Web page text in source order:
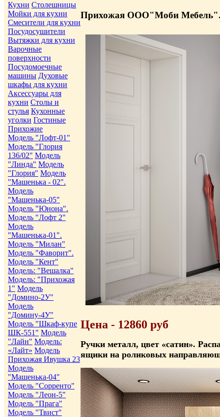
Кухни Столешницы
Мойки для кухни
Смесители для кухни
Посудосушители
Вытяжки для кухни
Варочные
поверхности
Посудомоечные
машины Духовые
шкафы для кухни
Аксессуары для
кухни Столы и
стулья Кухонные
уголки Гостиные
Прихожие
Модель "Лофт-01"
Модель "Глория
136/02" Модель
"Линда" Модель
"Глория" Модель
"Машенька - 02".
Модель
"Машенька-05"
Модель "Юнона".
Модель "Лофт 2"
Модель
"Машенька-01".
Модель "Милан"
Модель "Фаворит".
Модель "Кент"
Модель: "Вешалка"
Модель: "Прихожая
1" Модель
"Домино-2У"
Модель
"Домину-4У"
Модель "Шкаф-купе
ШК-551" Модель
"Лайн" Модель:
«Лайт» Модель
Прихожая Ивушка 23
Модель
"Машенька-04"
Модель "Сорренто"
Модель "Леон-5"
Модель "Прага"
Модель "Твист"
Прихожая ООО"Моби
Цена - 12860 руб
Ручки металл, цвет «сатин».
ящики на роликовых